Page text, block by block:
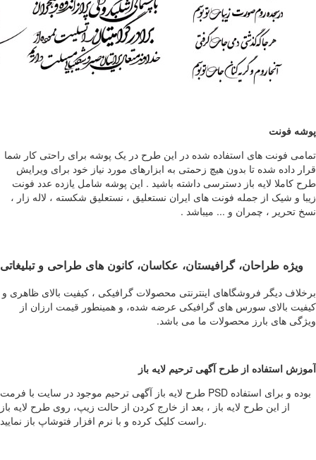
پوشه فونت
تمامی فونت های استفاده شده در این طرح در یک پوشه برای راحتی کار شما
قرار داده شده تا بدون هیچ زحمتی به ابزارهای مورد نیاز خود برای ویرایش
طرح کاملا لایه باز دسترسی داشته باشید . این پوشه شامل یازده عدد فونت
زیبا و شیک از جمله فونت های ایران نستعلیق ، نستعلیق شکسته ، لاله زار ،
نسخ تحریر ، چمران و ... میباشد .
ویژه طراحان، گرافیستان، عکاسان، کانون های طراحی و تبلیغاتی
برخلاف دیگر فروشگاهای اینترنتی محصولات گرافیکی ، کیفیت بالای ظاهری و
کیفیت بالای سورس های گرافیکی عرضه شده، و همینطور قیمت ارزان از
ویژگی های بارز محصولات ما می باشد.
آموزش استفاده از طرح آگهی ترحیم لایه باز
طرح لایه باز آگهی ترحیم موجود در سایت با فرمت PSD بوده و برای استفاده
از این طرح لایه باز ، بعد از خارج کردن از حالت زیپ، روی طرح لایه باز
راست کلیک کرده و با نرم افزار فتوشاپ باز نمایید.